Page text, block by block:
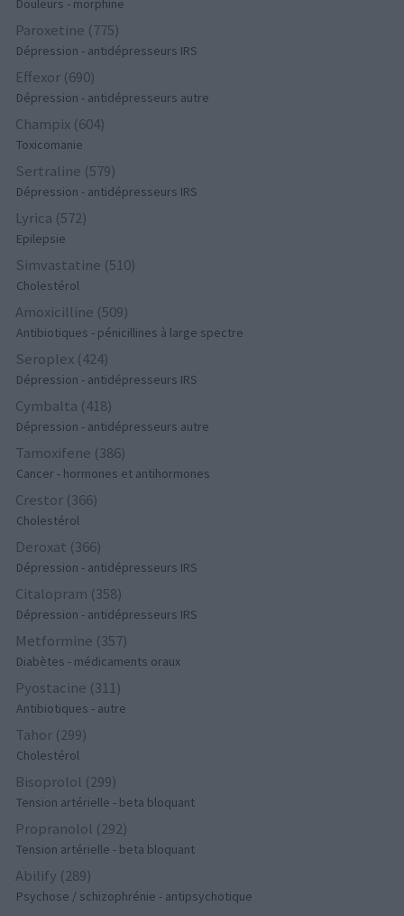
Douleurs - morphine
Paroxetine (775)
Dépression - antidépresseurs IRS
Effexor (690)
Dépression - antidépresseurs autre
Champix (604)
Toxicomanie
Sertraline (579)
Dépression - antidépresseurs IRS
Lyrica (572)
Epilepsie
Simvastatine (510)
Cholestérol
Amoxicilline (509)
Antibiotiques - pénicillines à large spectre
Seroplex (424)
Dépression - antidépresseurs IRS
Cymbalta (418)
Dépression - antidépresseurs autre
Tamoxifene (386)
Cancer - hormones et antihormones
Crestor (366)
Cholestérol
Deroxat (366)
Dépression - antidépresseurs IRS
Citalopram (358)
Dépression - antidépresseurs IRS
Metformine (357)
Diabètes - médicaments oraux
Pyostacine (311)
Antibiotiques - autre
Tahor (299)
Cholestérol
Bisoprolol (299)
Tension artérielle - beta bloquant
Propranolol (292)
Tension artérielle - beta bloquant
Abilify (289)
Psychose / schizophrénie - antipsychotique